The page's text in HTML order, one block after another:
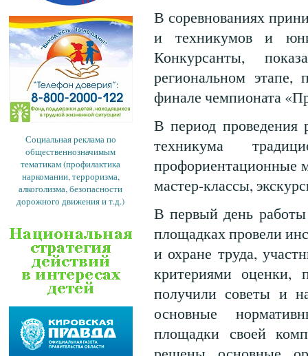
Социальная реклама по
общественнозначимым
тематикам (профилактика
наркомании, терроризма,
алкоголизма, безопасности
дорожного движения и т.д.)
В соревнованиях
и техникумов и
Конкурсанты,
региональном этапе,
финале чемпионата
В период проведения
техникума
профориентационные
мастер-классы,
В первый день
площадках провели
и охране труда,
критериями оценки,
получили советы и
основные
площадки своей